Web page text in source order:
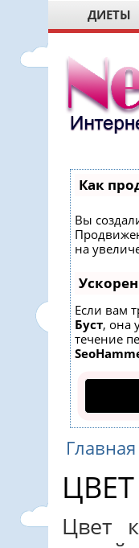
ДИЕТЫ
Как
Вы
на
Если вам
Буст, она
течение
Главная
Цвет